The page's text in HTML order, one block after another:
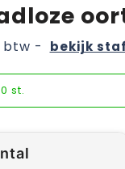
btw - bekijk
st.